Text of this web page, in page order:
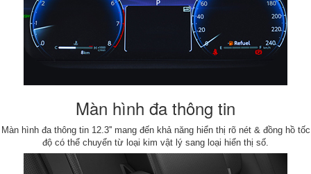
Màn hình đa thông tin
Màn hình đa thông tin 12.3'' mang đến khả năng hiển thị rõ nét & đồng hồ tốc
độ có thể chuyển từ loại kim vật lý sang loại hiển thị số.